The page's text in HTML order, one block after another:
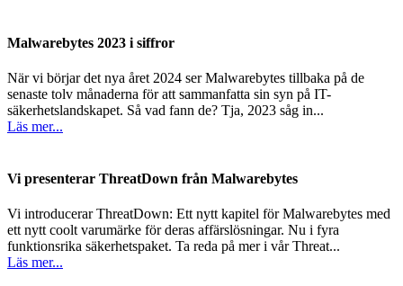
Malwarebytes 2023 i siffror
När vi börjar det nya året 2024 ser Malwarebytes tillbaka på de
senaste tolv månaderna för att sammanfatta sin syn på IT-
säkerhetslandskapet. Så vad fann de? Tja, 2023 såg in...
Läs mer...
Vi presenterar ThreatDown från Malwarebytes
Vi introducerar ThreatDown: Ett nytt kapitel för Malwarebytes med
ett nytt coolt varumärke för deras affärslösningar. Nu i fyra
funktionsrika säkerhetspaket. Ta reda på mer i vår Threat...
Läs mer...